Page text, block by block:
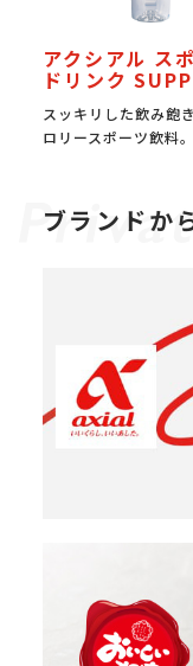
アクシアル ス
ドリンク
スッキリした飲み飽
ロリースポーツ飲料。
ブランドか